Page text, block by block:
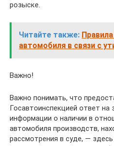
розыске.
Читайте также:
автомобиля в связи с
Важно!
Важно понимать, что
Госавтоинспекцией ответ на
информации о наличии в
автомобиля производств,
рассмотрения в суде, —